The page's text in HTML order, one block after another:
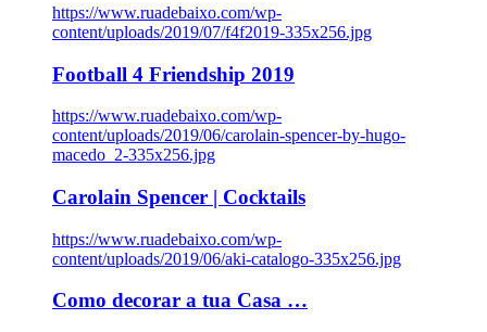
https://www.ruadebaixo.com/wp-
content/uploads/2019/07/f4f2019-335x256.jpg
Football 4 Friendship 2019
https://www.ruadebaixo.com/wp-
content/uploads/2019/06/carolain-spencer-by-hugo-
macedo_2-335x256.jpg
Carolain Spencer | Cocktails
https://www.ruadebaixo.com/wp-
content/uploads/2019/06/aki-catalogo-335x256.jpg
Como decorar a tua Casa …